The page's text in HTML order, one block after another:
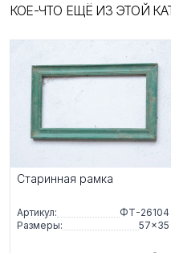
КОЕ-ЧТО ЕЩЁ ИЗ ЭТОЙ
Старинная рамка
Артикул:
ФТ-26104
Размеры:
57×35